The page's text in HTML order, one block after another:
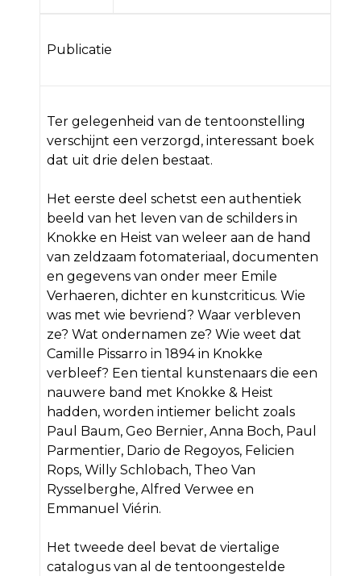
Publicatie
Ter gelegenheid van de tentoonstelling
verschijnt een verzorgd, interessant boek
dat uit drie delen bestaat.
Het eerste deel schetst een authentiek
beeld van het leven van de schilders in
Knokke en Heist van weleer aan de hand
van zeldzaam fotomateriaal, documenten
en gegevens van onder meer Emile
Verhaeren, dichter en kunstcriticus. Wie
was met wie bevriend? Waar verbleven
ze? Wat ondernamen ze? Wie weet dat
Camille Pissarro in 1894 in Knokke
verbleef? Een tiental kunstenaars die een
nauwere band met Knokke & Heist
hadden, worden intiemer belicht zoals
Paul Baum, Geo Bernier, Anna Boch, Paul
Parmentier, Dario de Regoyos, Felicien
Rops, Willy Schlobach, Theo Van
Rysselberghe, Alfred Verwee en
Emmanuel Viérin.
Het tweede deel bevat de viertalige
catalogus van al de tentoongestelde